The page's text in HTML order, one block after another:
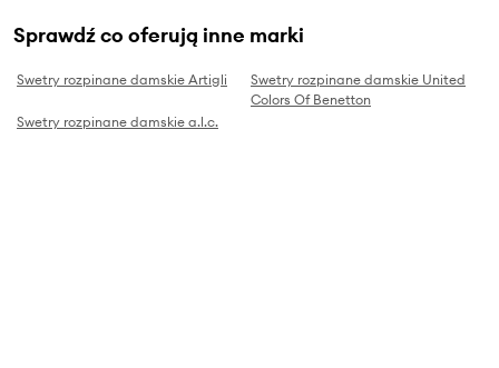
Sprawdź co oferują inne marki
Swetry rozpinane damskie Artigli
Swetry rozpinane damskie United
Colors Of Benetton
Swetry rozpinane damskie a.l.c.